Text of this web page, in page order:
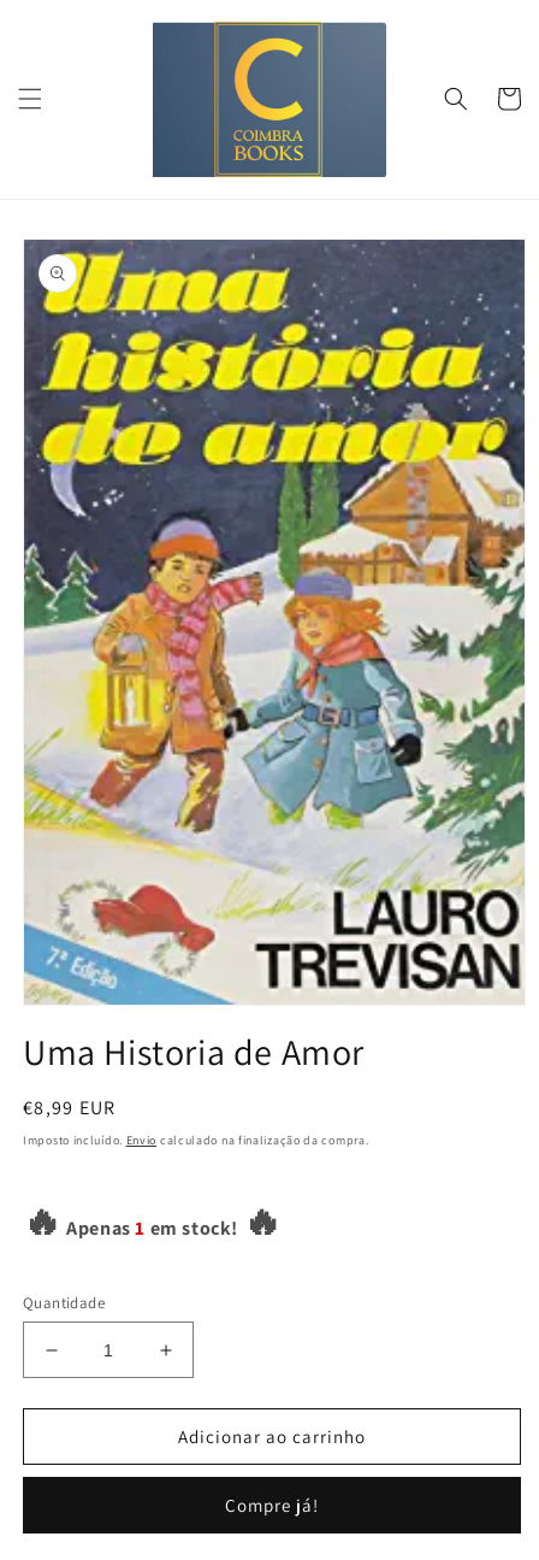
a
informação
do produto
multimédia
1
modal
Uma Historia de Amor
Preço
normal
€8,99 EUR
Imposto incluído. Envio calculado na finalização da compra.
🔥 Apenas1 em stock! 🔥
Quantidade
Diminuir
a
quantidade
Uma
Amor
Aumentar
a
quantidade
de
Uma
Amor
Adicionar ao carrinho
Compre já!